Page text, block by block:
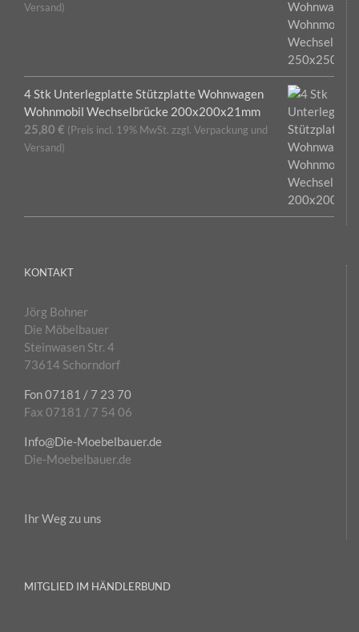
Versand)
4 Stk Unterlegplatte Stützplatte Wohnwagen
Wohnmobil Wechselbrücke 200x200x21mm
25,80 € (Preis incl. 19% MwSt. zzgl. Verpackung und
Versand)
KONTAKT
Jörg Bohner
Die Möbelbauer
Steinwasen Str. 4
73614 Schorndorf
Fon 07181 / 7 23 70
Fax 07181 / 7 54 06
Info@Die-Moebelbauer.de
Die-Moebelbauer.de
Ihr Weg zu uns
MITGLIED IM HÄNDLERBUND